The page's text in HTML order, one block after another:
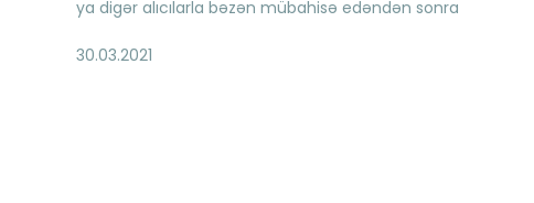
ya digər alıcılarla bəzən mübahisə edəndən sonra
çatırsan və günün əsəb və yorğunluqla bitir -
30.03.2021